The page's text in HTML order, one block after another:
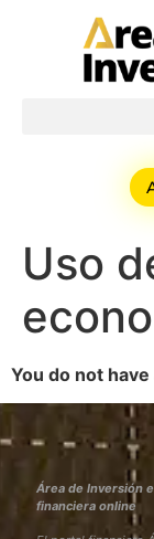
Uso
You do not
Área de Inversión
financiera online